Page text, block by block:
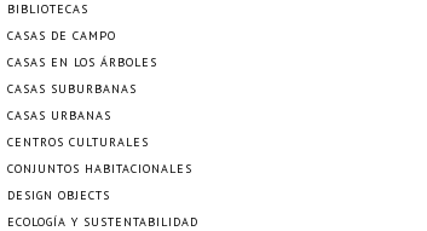
BIBLIOTECAS
CASAS DE CAMPO
CASAS EN LOS ÁRBOLES
CASAS SUBURBANAS
CASAS URBANAS
CENTROS CULTURALES
CONJUNTOS HABITACIONALES
DESIGN OBJECTS
ECOLOGÍA Y SUSTENTABILIDAD